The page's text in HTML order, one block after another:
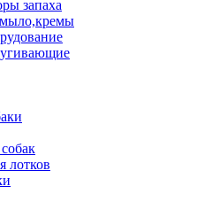
запаха
лотков